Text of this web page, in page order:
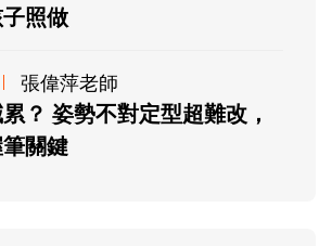
照做
張偉萍老師
？ 姿勢不對定型超難改，
關鍵